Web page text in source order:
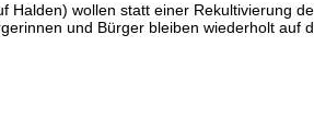
Halden) wollen statt einer Rekultivierung
und Bürger bleiben wiederholt auf